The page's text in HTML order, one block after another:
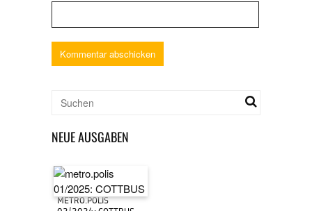
NEUE AUSGABEN
METRO.POLIS